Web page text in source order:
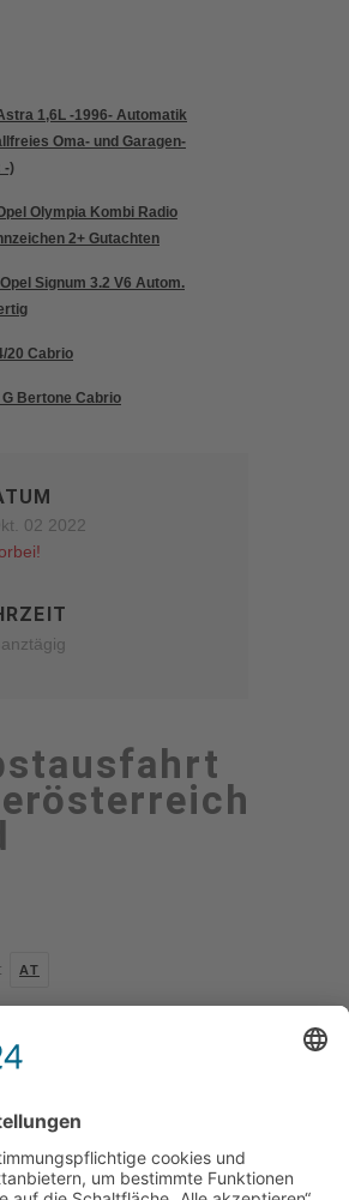
1,6L -1996- Automatik
Oma- und Garagen-
-)
Olympia Kombi Radio
2+ Gutachten
Signum 3.2 V6 Autom.
20 Cabrio
Bertone Cabrio
02 2022
AT